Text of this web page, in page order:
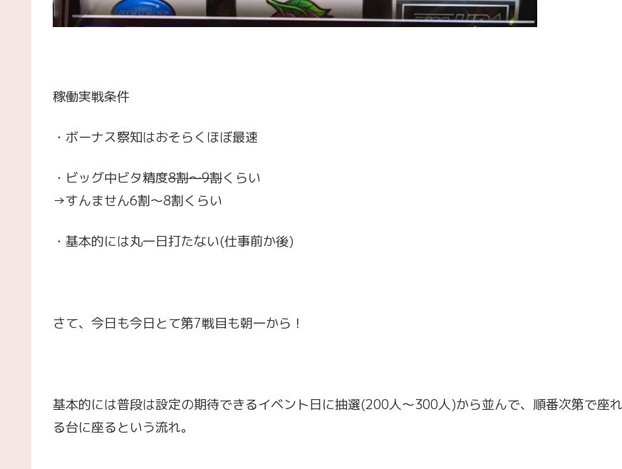
稼働実戦条件
・ボーナス察知はおそらくほぼ最速
・ビッグ中ビタ精度8割～9割くらい
→すんません6割～8割くらい
・基本的には丸一日打たない(仕事前か後)
さて、今日も今日とて第7戦目も朝一から！
基本的には普段は設定の期待できるイベント日に抽選(200人～300人)から並んで、順番次第で座れ
る台に座るという流れ。